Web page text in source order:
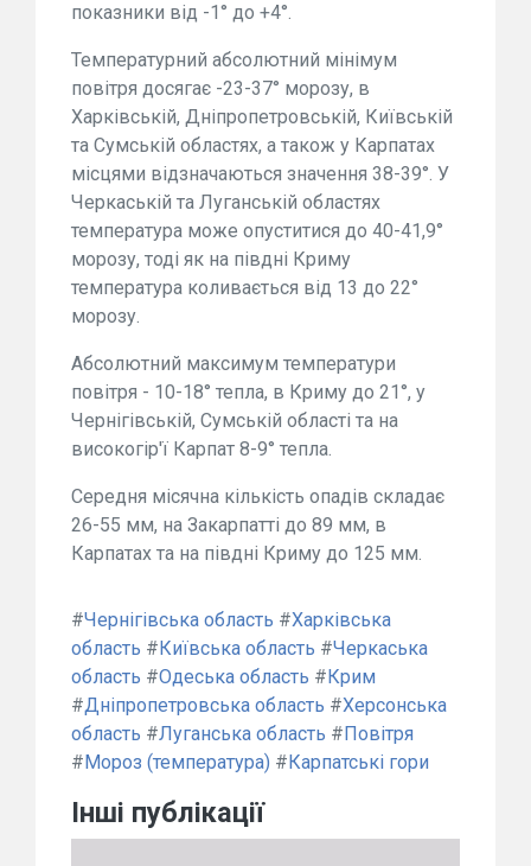
показники від -1° до +4°.
Температурний абсолютний мінімум
повітря досягає -23-37° морозу, в
Харківській, Дніпропетровській, Київській
та Сумській областях, а також у Карпатах
місцями відзначаються значення 38-39°. У
Черкаській та Луганській областях
температура може опуститися до 40-41,9°
морозу, тоді як на півдні Криму
температура коливається від 13 до 22°
морозу.
Абсолютний максимум температури
повітря - 10-18° тепла, в Криму до 21°, у
Чернігівській, Сумській області та на
високогір'ї Карпат 8-9° тепла.
Середня місячна кількість опадів складає
26-55 мм, на Закарпатті до 89 мм, в
Карпатах та на півдні Криму до 125 мм.
#Чернігівська область #Харківська
область #Київська область #Черкаська
область #Одеська область #Крим
#Дніпропетровська область #Херсонська
область #Луганська область #Повітря
#Мороз (температура) #Карпатські гори
Інші публікації